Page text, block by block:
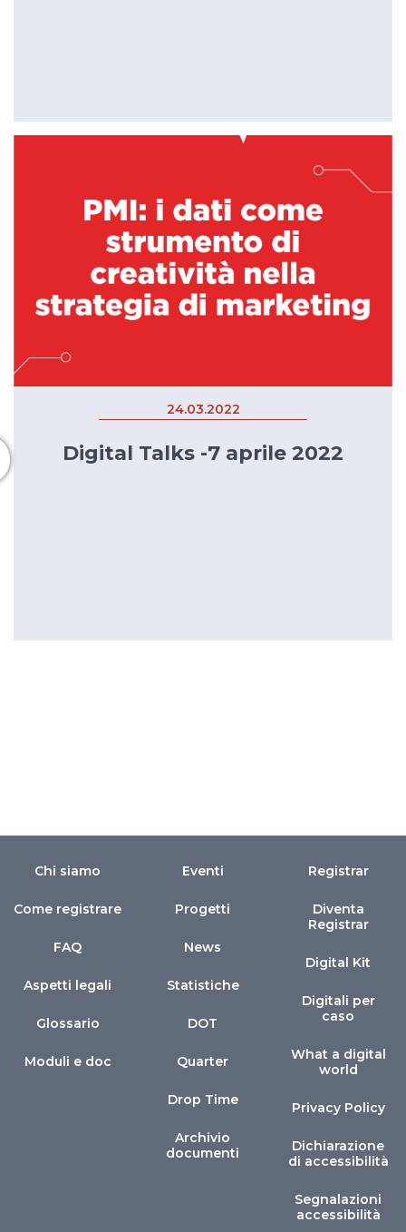
24.03.2022
Digital Talks -7 aprile 2022
Chi siamo
Come registrare
FAQ
Aspetti legali
Glossario
Moduli e doc
Eventi
Progetti
News
Statistiche
DOT
Quarter
Drop Time
Archivio
documenti
Registrar
Diventa
Registrar
Digital Kit
Digitali per
caso
What a digital
world
Privacy Policy
Dichiarazione
di accessibilità
Segnalazioni
accessibilità